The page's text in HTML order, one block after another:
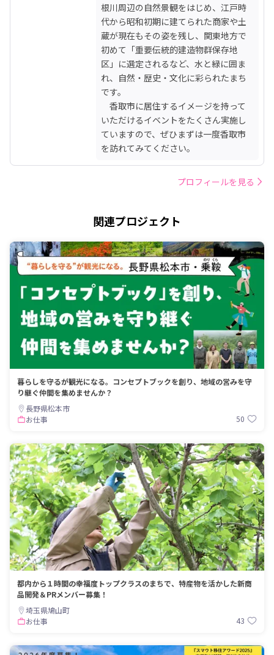
根川周辺の自然景観をはじめ、江戸時
代から昭和初期に建てられた商家や土
蔵が現在もその姿を残し、関東地方で
初めて「重要伝統的建造物群保存地
区」に選定されるなど、水と緑に囲ま
れ、自然・歴史・文化に彩られたまち
です。
香取市に居住するイメージを持って
いただけるイベントをたくさん実施し
ていますので、ぜひまずは一度香取市
を訪れてみてください。
プロフィールを見る
関連プロジェクト
暮らしを守るが観光になる。コンセプトブックを創り、地域の営みを守
り継ぐ仲間を集めませんか？
長野県松本市
お仕事
50
都内から１時間の幸福度トップクラスのまちで、特産物を活かした新商
品開発＆PRメンバー募集！
埼玉県鳩山町
お仕事
43